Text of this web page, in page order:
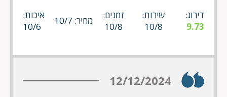
דירוג:
9.73
שירות:
10/8
זמנים:
10/8
מחיר: 10/7
איכות:
10/6
12/12/2024